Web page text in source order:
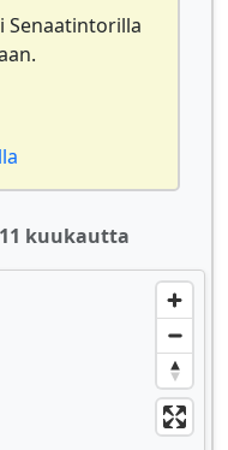
Senaatintorilla
11 kuukautta